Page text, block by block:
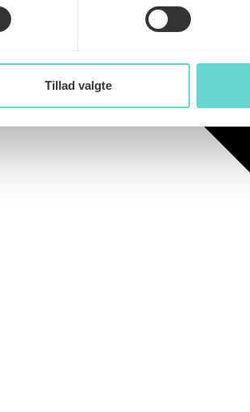
Tillad valgte